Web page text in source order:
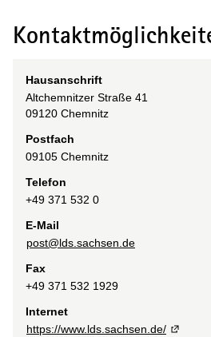
Hausanschrift
Altchemnitzer Straße 41
09120 Chemnitz
Postfach
09105 Chemnitz
Telefon
+49 371 532 0
E-Mail
post@lds.sachsen.de
Fax
+49 371 532 1929
Internet
https://www.lds.sachsen.de/